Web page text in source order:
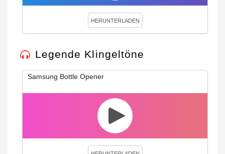
HERUNTERLADEN
Legende Klingeltöne
Samsung Bottle Opener